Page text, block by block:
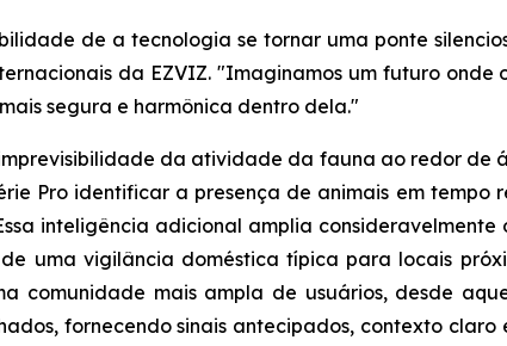
de a tecnologia se tornar uma ponte
da EZVIZ. "Imaginamos um futuro
segura e harmônica dentro dela."
da atividade da fauna ao redor
Pro identificar a presença de animais em
inteligência adicional amplia
uma vigilância doméstica típica para locais
comunidade mais ampla de usuários, desde
fornecendo sinais antecipados, contexto